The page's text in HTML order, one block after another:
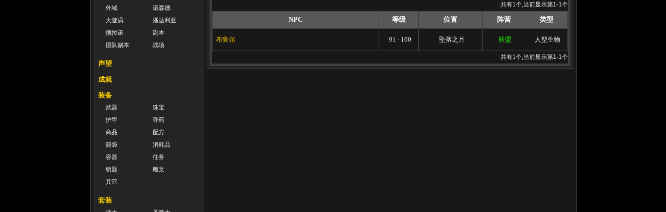
外域
诺森德
大漩涡
潘达利亚
德拉诺
副本
团队副本
战场
声望
成就
装备
武器
珠宝
护甲
弹药
商品
配方
箭袋
消耗品
容器
任务
钥匙
雕文
其它
套装
共有1个,当前显示第1-1个
NPC 等级 位置 阵营 类型
布鲁尔 91 - 100 坠落之月 联盟 人型生物
共有1个,当前显示第1-1个